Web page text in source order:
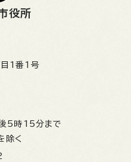
役所
1番1号
5時15分まで
除く